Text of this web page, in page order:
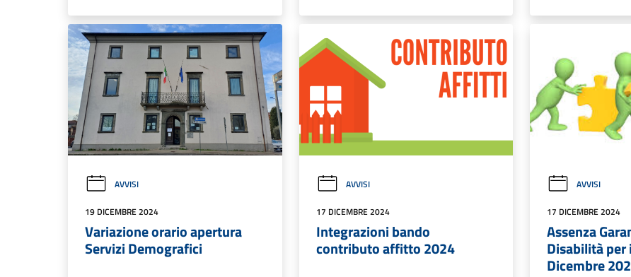
AVVISI
19 DICEMBRE 2024
Variazione orario apertura
Servizi Demografici
AVVISI
17 DICEMBRE 2024
Integrazioni bando
contributo affitto 2024
AVVISI
17 DICEMBRE 2024
Assenza
Disabilità
Dicembre